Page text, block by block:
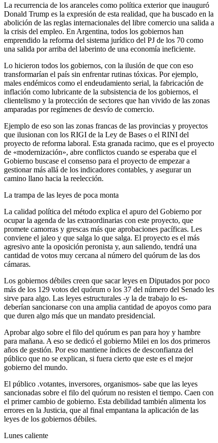
La recurrencia de los aranceles como política exterior que inauguró
Donald Trump es la expresión de esta realidad, que ha buscado en la
abolición de las reglas internacionales del libre comercio una salida a
la crisis del empleo. En Argentina, todos los gobiernos han
emprendido la reforma del sistema jurídico del PJ de los 70 como
una salida por arriba del laberinto de una economía ineficiente.
Lo hicieron todos los gobiernos, con la ilusión de que con eso
transformarían el país sin enfrentar rutinas tóxicas. Por ejemplo,
males endémicos como el endeudamiento serial, la fabricación de
inflación como lubricante de la subsistencia de los gobiernos, el
clientelismo y la protección de sectores que han vivido de las zonas
amparadas por regímenes de desvío de comercio.
Ejemplo de eso son las zonas francas de las provincias y proyectos
que ilusionan con los RIGI de la Ley de Bases o el RINI del
proyecto de reforma laboral. Esta granada racimo, que es el proyecto
de «modernización», abre conflictos cuando se esperaba que el
Gobierno buscase el consenso para el proyecto de empezar a
gestionar más allá de los indicadores contables, y asegurar un
camino llano hacia la reelección.
La trampa de las leyes de poca monta
La calidad política del método explica el apuro del Gobierno por
ocupar la agenda de las extraordinarias con este proyecto, que
promete camorras y grescas más que aprobaciones pacíficas. Les
conviene el jaleo y que salga lo que salga. El proyecto es el más
agresivo ante la oposición peronista y, aun saliendo, tendrá una
cantidad de votos muy cercana al número del quórum de las dos
cámaras.
Los gobiernos débiles creen que sacar leyes en Diputados por poco
más de los 129 votos del quórum o los 37 del número del Senado les
sirve para algo. Las leyes estructurales -y la de trabajo lo es-
deberían sancionarse con una amplia cantidad de apoyos como para
que duren algo más que un mandato presidencial.
Aprobar algo sobre el filo del quórum es pan para hoy y hambre
para mañana. A eso se dedicó el gobierno Milei en los dos primeros
años de gestión. Por eso mantiene índices de desconfianza del
público que no se explican, si fuera cierto que este es el mejor
gobierno del mundo.
El público .votantes, inversores, organismos- sabe que las leyes
sancionadas sobre el filo del quórum no resisten el tiempo. Caen con
el primer cambio de gobierno. Esta debilidad también alimenta los
errores en la Justicia, que al final empantana la aplicación de las
leyes de los gobiernos débiles.
Lunes caliente